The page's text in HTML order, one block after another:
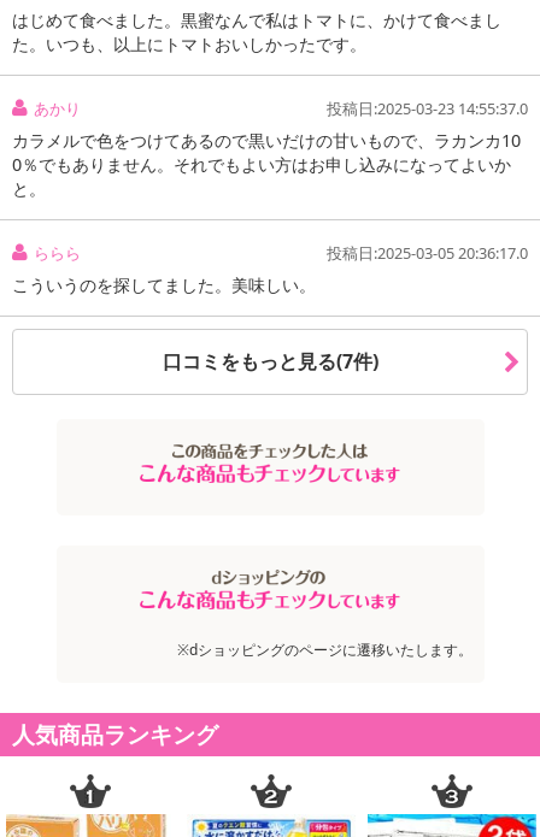
はじめて食べました。黒蜜なんで私はトマトに、かけて食べまし
た。いつも、以上にトマトおいしかったです。
あかり 投稿日:2025-03-23 14:55:37.0
カラメルで色をつけてあるので黒いだけの甘いもので、ラカンカ10
0％でもありません。それでもよい方はお申し込みになってよいか
と。
ららら 投稿日:2025-03-05 20:36:17.0
こういうのを探してました。美味しい。
口コミをもっと見る(7件)
※dショッピングのページに遷移いたします。
人気商品ランキング